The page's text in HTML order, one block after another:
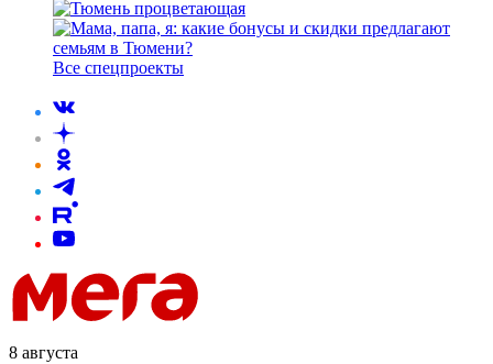
Все спецпроекты
8 августа